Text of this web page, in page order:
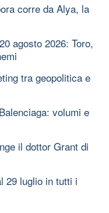
corre da Alya, la
agosto 2026: Toro,
tra geopolitica e
volumi e
il dottor Grant di
29 luglio in tutti i